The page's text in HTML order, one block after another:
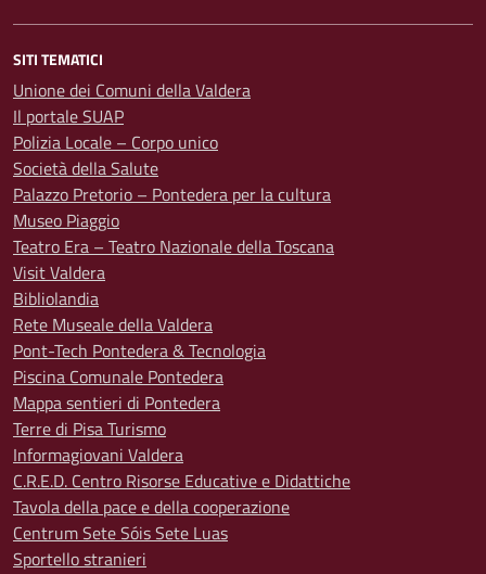
SITI TEMATICI
Unione dei Comuni della Valdera
Il portale SUAP
Polizia Locale – Corpo unico
Società della Salute
Palazzo Pretorio – Pontedera per la cultura
Museo Piaggio
Teatro Era – Teatro Nazionale della Toscana
Visit Valdera
Bibliolandia
Rete Museale della Valdera
Pont-Tech Pontedera & Tecnologia
Piscina Comunale Pontedera
Mappa sentieri di Pontedera
Terre di Pisa Turismo
Informagiovani Valdera
C.R.E.D. Centro Risorse Educative e Didattiche
Tavola della pace e della cooperazione
Centrum Sete Sóis Sete Luas
Sportello stranieri